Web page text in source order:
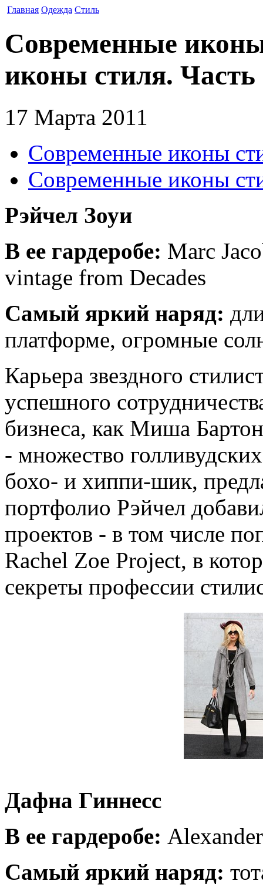
Главная Одежда Стиль
Современные
иконы стиля. Часть
17 Марта 2011
Современные иконы
Современные иконы
Рэйчел Зоуи
В ее гардеробе: Marc
vintage from Decades
Самый яркий наряд:
платформе, огромные
Карьера звездного
успешного
бизнеса, как Миша
- множество
бохо- и хиппи-шик,
портфолио Рэйчел
проектов - в том числе
Rachel Zoe Project, в
секреты профессии
Дафна Гиннесс
В ее гардеробе:
Самый яркий наряд: